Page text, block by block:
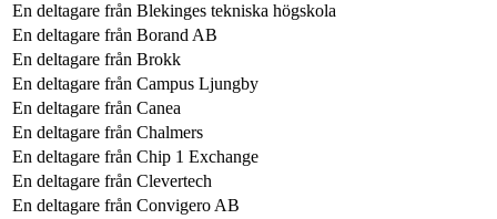
En deltagare från Blekinges tekniska högskola
En deltagare från Borand AB
En deltagare från Brokk
En deltagare från Campus Ljungby
En deltagare från Canea
En deltagare från Chalmers
En deltagare från Chip 1 Exchange
En deltagare från Clevertech
En deltagare från Convigero AB